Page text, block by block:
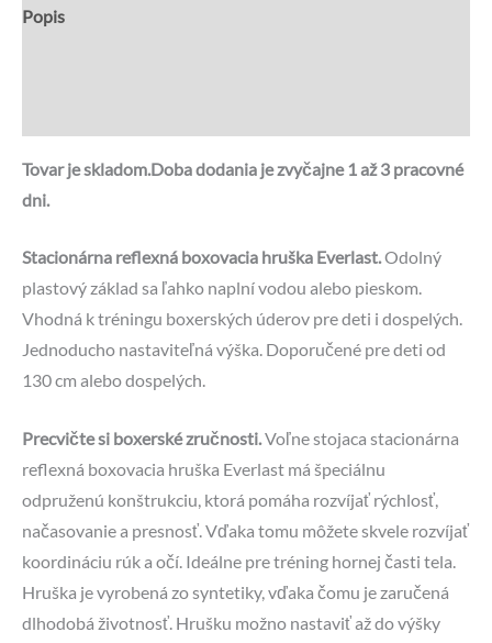
Popis
Tovar je skladom.Doba dodania je zvyčajne 1 až 3 pracovné
dni.
Stacionárna reflexná boxovacia hruška Everlast.Odolný
plastový základ sa ľahko naplní vodou alebo pieskom.
Vhodná k tréningu boxerských úderov pre deti i dospelých.
Jednoducho nastaviteľná výška. Doporučené pre deti od
130 cm alebo dospelých.
Precvičte si boxerské zručnosti.Voľne stojaca stacionárna
reflexná boxovacia hruška Everlast má špeciálnu
odpruženú konštrukciu, ktorá pomáha rozvíjať rýchlosť,
načasovanie a presnosť. Vďaka tomu môžete skvele rozvíjať
koordináciu rúk a očí. Ideálne pre tréning hornej časti tela.
Hruška je vyrobená zo syntetiky, vďaka čomu je zaručená
dlhodobá životnosť. Hrušku možno nastaviť až do výšky